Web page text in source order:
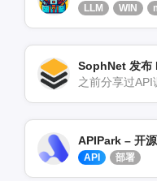
LLM WIN
SophNet 发布
API 部署